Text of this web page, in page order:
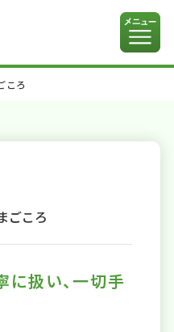
ころ
ごころ
扱い、一切手